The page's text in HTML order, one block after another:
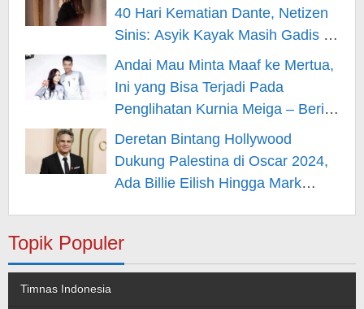
40 Hari Kematian Dante, Netizen
Sinis: Asyik Kayak Masih Gadis –
Berita Hiburan
Andai Mau Minta Maaf ke Mertua,
Ini yang Bisa Terjadi Pada
Penglihatan Kurnia Meiga – Berita
Hiburan
Deretan Bintang Hollywood
Dukung Palestina di Oscar 2024,
Ada Billie Eilish Hingga Mark
Topik Populer
Timnas Indonesia